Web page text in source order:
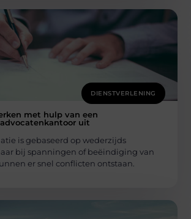
DIENSTVERLENING
met hulp van een
uit
is gebaseerd op wederzijds
bij spanningen of beëindiging van
er snel conflicten ontstaan.